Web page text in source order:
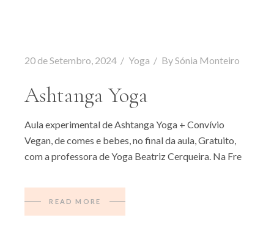
20 de Setembro, 2024 Yoga BySónia Monteiro
Ashtanga Yoga
Aula experimental de Ashtanga Yoga + Convívio
Vegan, de comes e bebes, no final da aula, Gratuito,
com a professora de Yoga Beatriz Cerqueira. Na Fre
READ MORE